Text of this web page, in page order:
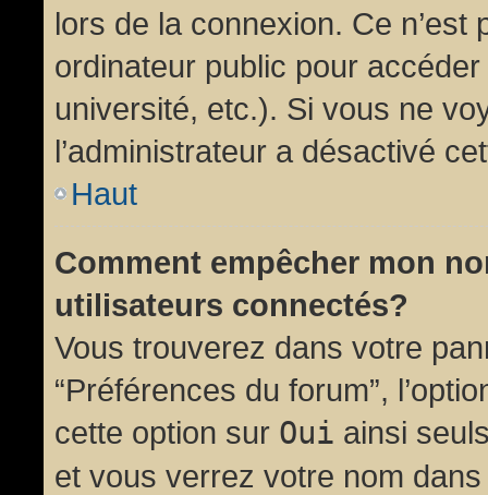
lors de la connexion. Ce
ordinateur public pour
université, etc.). Si vous ne
l’administrateur a désactivé
Haut
Comment empêcher mon
utilisateurs connectés?
Vous trouverez dans votre
“Préférences du forum”,
cette option sur Oui ainsi
et vous verrez votre nom